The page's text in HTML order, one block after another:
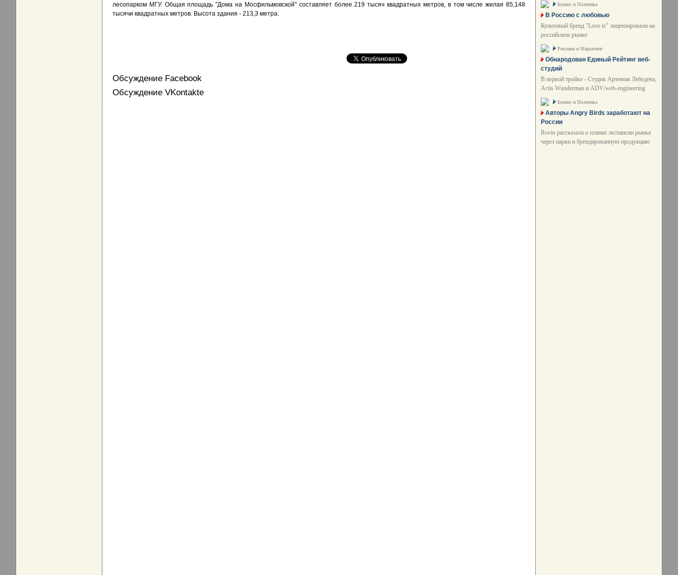
лесопарком МГУ. Общая площадь "Дома на Мосфильмовской" составляет более 219 тысяч квадратных метров, в том числе жилая 85,148
тысячи квадратных метров. Высота здания - 213,3 метра.
Обсуждение Facebook
Обсуждение VKontakte
Бизнес и Политика
В Россию с любовью
Культовый бренд "Love is" лицензировали на
российском рынке
Реклама и Маркетинг
Обнародован Единый Рейтинг веб-
студий
В первой тройке - Студия Артемия Лебедева,
Actis Wunderman и ADV/web-engineering
Бизнес и Политика
Авторы Angry Birds заработают на
России
Rovio рассказала о планах экспансии рынка
через парки и брендированную продукцию